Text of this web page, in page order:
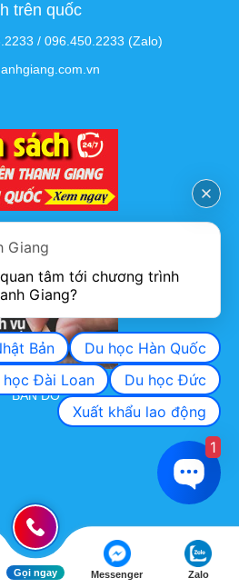
trên quốc
/ 096.450.2233 (Zalo)
LƯỢNG DỊCH VỤ
BẢN ĐỒ
Gọi ngay Messenger Zalo
Giang
tâm tới chương trình
Giang?
Bản
Du học Hàn Quốc
học Đài Loan
Du học Đức
Xuất khẩu lao động
1